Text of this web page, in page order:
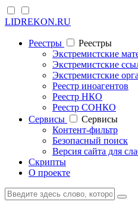
LIDREKON.RU
Реестры
Реестры
Экстремистские
Экстремистские
Экстремистские
Реестр иноагентов
Реестр НКО
Реестр СОНКО
Cервисы
Cервисы
Контент-фильтр
Безопасный поиск
Версия сайта для
Скрипты
О проекте